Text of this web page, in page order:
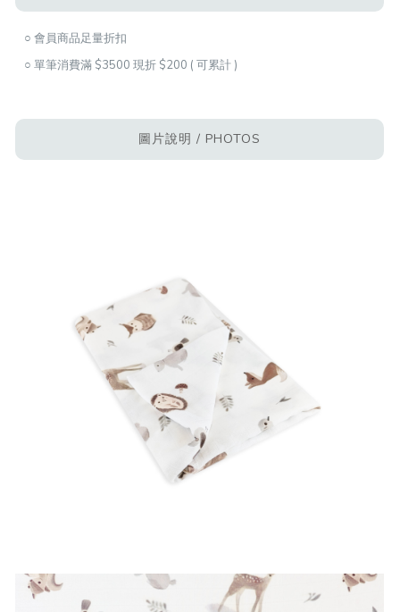
○ 會員商品足量折扣
○ 單筆消費滿 $3500 現折 $200 ( 可累計 )
圖片說明 / PHOTOS